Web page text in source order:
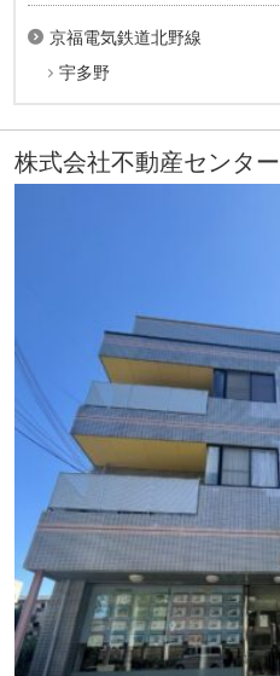
京福電気鉄道北野線
宇多野
株式会社不動産センター